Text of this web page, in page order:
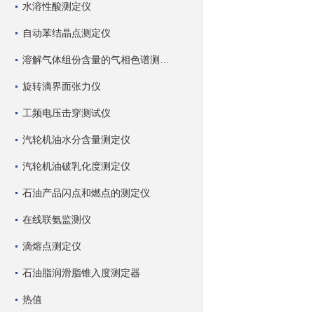
水溶性酸测定仪
自动苯结晶点测定仪
旋转滴界面张力仪
工频电压击穿测试仪
汽轮机油水分含量测定仪
汽轮机油破乳化度测定仪
石油产品闪点和燃点的测定仪
在线联氨监测仪
滴熔点测定仪
石油脂润滑脂锥入度测定器
热值